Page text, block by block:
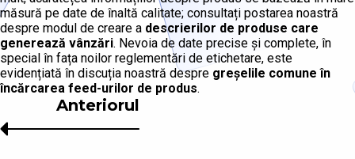
măsură pe date de înaltă calitate; consultați postarea noastră
despre modul de creare a descrierilor de produse care
generează vânzări. Nevoia de date precise și complete, în
special în fața noilor reglementări de etichetare, este
evidențiată în discuția noastră despre greșelile comune în
încărcarea feed-urilor de produs.
Anteriorul